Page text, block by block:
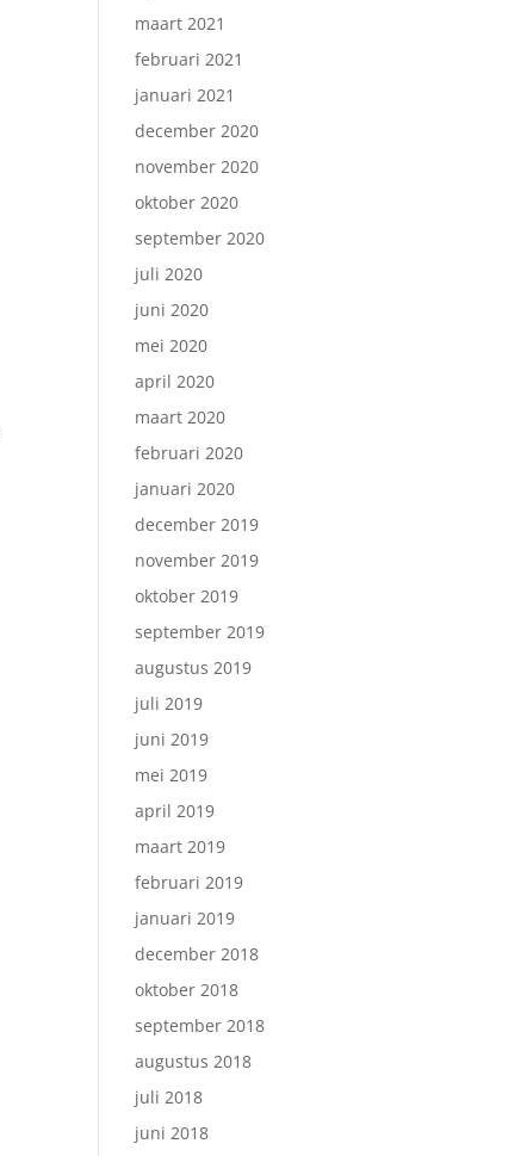
maart 2021
februari 2021
januari 2021
december 2020
november 2020
oktober 2020
september 2020
juli 2020
juni 2020
mei 2020
april 2020
maart 2020
februari 2020
januari 2020
december 2019
november 2019
oktober 2019
september 2019
augustus 2019
juli 2019
juni 2019
mei 2019
april 2019
maart 2019
februari 2019
januari 2019
december 2018
oktober 2018
september 2018
augustus 2018
juli 2018
juni 2018